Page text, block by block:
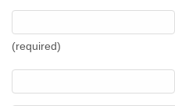
(required)